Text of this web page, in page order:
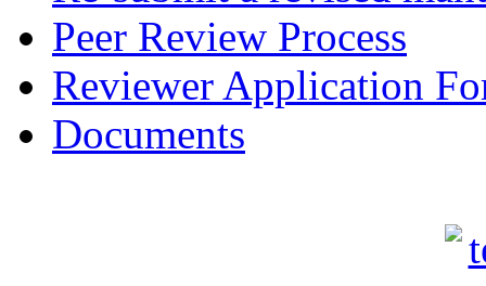
Peer Review Process
Reviewer Application
Documents